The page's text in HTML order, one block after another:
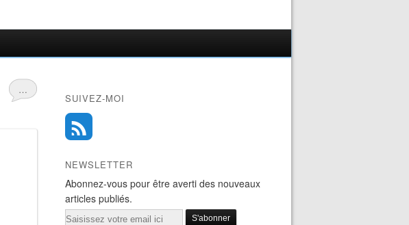
…
SUIVEZ-MOI
NEWSLETTER
Abonnez-vous pour être averti des nouveaux
articles publiés.
Email